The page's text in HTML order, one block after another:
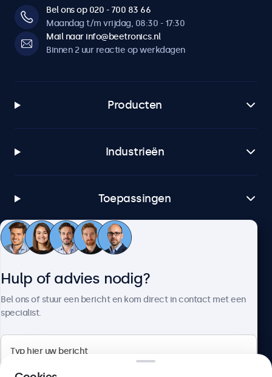
Bel ons op 020 - 700 83 66
Maandag t/m vrijdag, 08:30 - 17:30
Mail naar info@beetronics.nl
Binnen 2 uur reactie op werkdagen
Producten
Industrieën
Toepassingen
Klantenservice
Hulp of advies nodig?
Bel ons of stuur een bericht en kom direct in contact met een
specialist.